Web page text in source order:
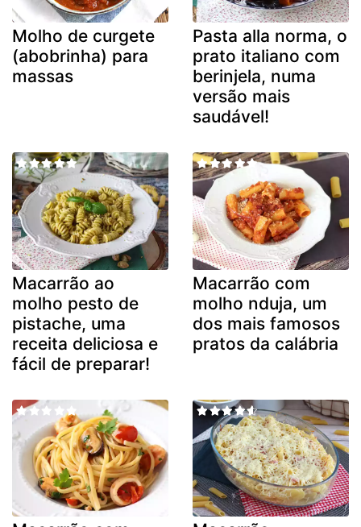
Molho de curgete
(abobrinha) para
massas
Pasta alla norma, o
prato italiano com
berinjela, numa
versão mais
saudável!
Macarrão ao
molho pesto de
pistache, uma
receita deliciosa e
fácil de preparar!
Macarrão com
molho nduja, um
dos mais famosos
pratos da calábria